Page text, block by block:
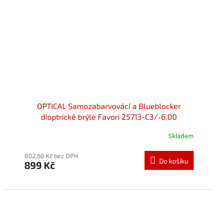
OPTICAL Samozabarvovácí a Blueblocker
dioptrické brýle Favori 25713-C3/-6,00
Skladem
802,68 Kč bez DPH
899 Kč Do košíku